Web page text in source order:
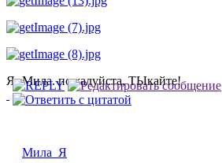
Я- Мила. пожалуйста, ТЫкайте!
Мила_Я